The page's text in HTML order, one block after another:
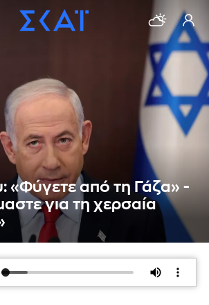
«Φύγετε από τη Γάζα» -
για τη χερσαία